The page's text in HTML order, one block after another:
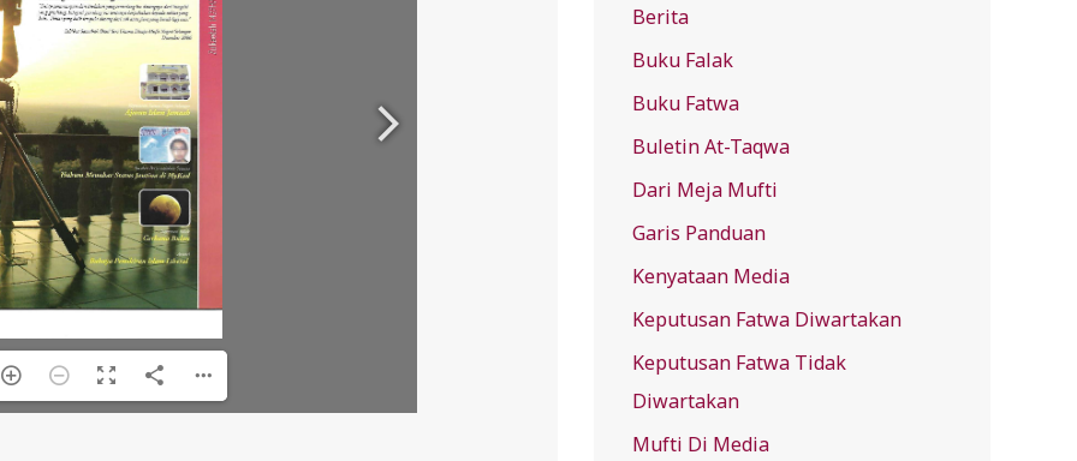
f
o
r
:
Berita
Buku Falak
Buku Fatwa
Buletin At-Taqwa
Dari Meja Mufti
Garis Panduan
Kenyataan Media
Keputusan Fatwa Diwartakan
Keputusan Fatwa Tidak
Diwartakan
Mufti Di Media